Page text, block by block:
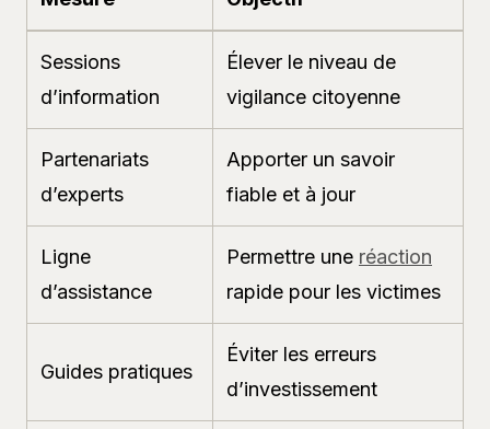
Sessions
d’information
Élever le niveau de
vigilance citoyenne
Partenariats
d’experts
Apporter un savoir
fiable et à jour
Ligne
d’assistance
Permettre une réaction
rapide pour les victimes
Guides pratiques
Éviter les erreurs
d’investissement